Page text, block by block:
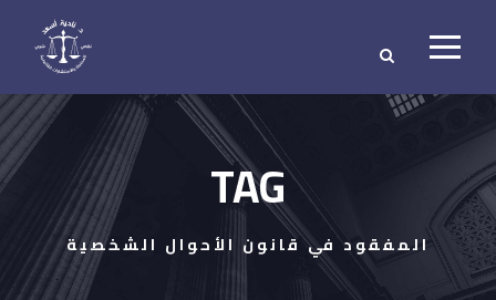
TAG
المفقود في قانون الأحوال الشخصية